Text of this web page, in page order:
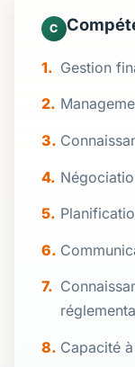
C
Gestion
Capacité